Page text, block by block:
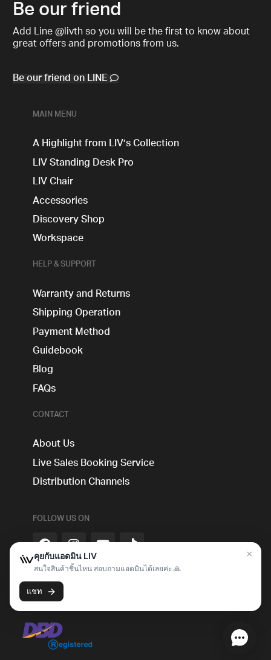
Be our friend
Add Line @livth so you will be the first to know about
great offers and promotions from us.
Be our friend on LINE
MAIN MENU
A Highlight from LIV’s Collection
LIV Standing Desk​ Pro
LIV Chair
Accessories
Discovery Shop
Workspace
HELP & SUPPORT
Warranty and Returns
Shipping Operation
Payment Method
Guidebook
Blog
FAQs
CONTACT
About Us
Live Sales Booking Service
Distribution Channels
FOLLOW US ON
Livcommerce Co., Ltd. 172-174 Na Muang Rd., T.Nai-Muang,
A.Muang, Khon Kaen 40000, Thailand Tel: +66922875355
Tax ID: 0405565001168